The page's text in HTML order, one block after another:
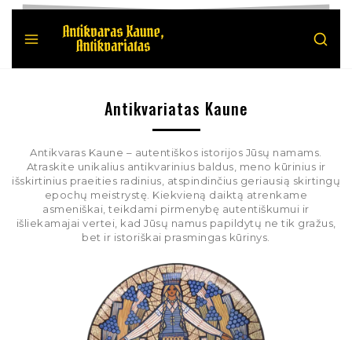
Antikvariatas Kaune
Antikvaras Kaune – autentiškos istorijos Jūsų namams.
Atraskite unikalius antikvarinius baldus, meno kūrinius ir
išskirtinius praeities radinius, atspindinčius geriausią skirtingų
epochų meistrystę. Kiekvieną daiktą atrenkame
asmeniškai, teikdami pirmenybę autentiškumui ir
išliekamajai vertei, kad Jūsų namus papildytų ne tik gražus,
bet ir istoriškai prasmingas kūrinys.